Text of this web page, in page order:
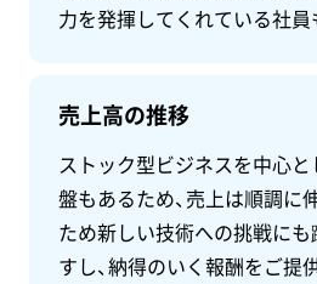
力を発揮してくれている社員
売上高の推移
ストック型ビジネスを中心
盤もあるため、売上は順調に
ため新しい技術への挑戦に
すし、納得のいく報酬をご提